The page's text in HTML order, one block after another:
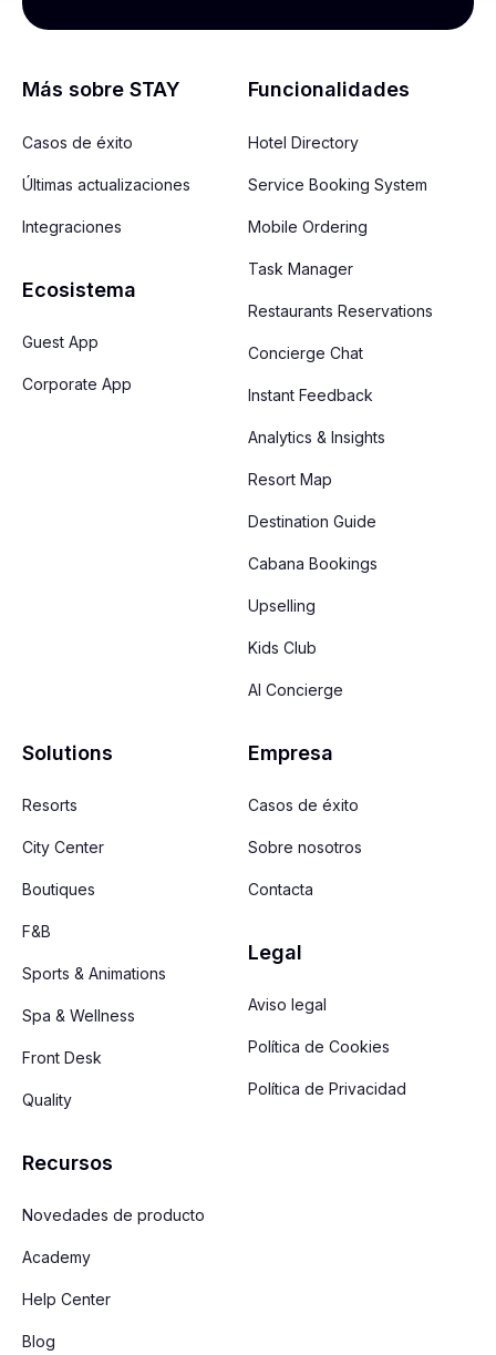
Más sobre STAY
Casos de éxito
Últimas actualizaciones
Integraciones
Ecosistema
Guest App
Corporate App
Funcionalidades
Hotel Directory
Service Booking System
Mobile Ordering
Task Manager
Restaurants Reservations
Concierge Chat
Instant Feedback
Analytics & Insights
Resort Map
Destination Guide
Cabana Bookings
Upselling
Kids Club
AI Concierge
Solutions
Resorts
City Center
Boutiques
F&B
Sports & Animations
Spa & Wellness
Front Desk
Quality
Recursos
Novedades de producto
Academy
Help Center
Blog
Empresa
Casos de éxito
Sobre nosotros
Contacta
Legal
Aviso legal
Política de Cookies
Política de Privacidad